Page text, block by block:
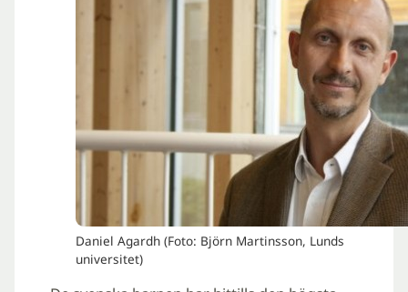
Daniel Agardh (Foto: Björn Martinsson, Lunds
universitet)